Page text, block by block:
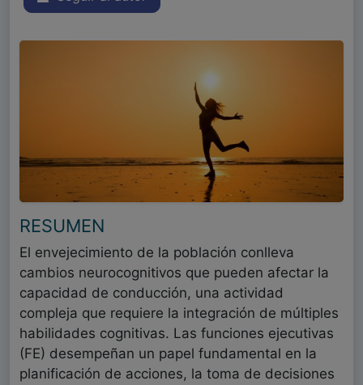
RESUMEN
El envejecimiento de la población conlleva
cambios neurocognitivos que pueden afectar la
capacidad de conducción, una actividad
compleja que requiere la integración de múltiples
habilidades cognitivas. Las funciones ejecutivas
(FE) desempeñan un papel fundamental en la
planificación de acciones, la toma de decisiones